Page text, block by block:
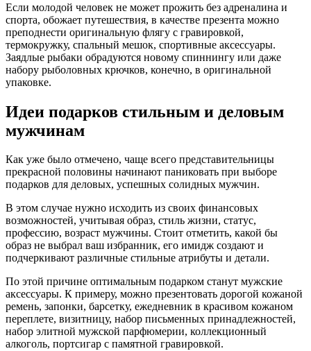
Если молодой человек не может прожить без адреналина и
спорта, обожает путешествия, в качестве презента можно
преподнести оригинальную флягу с гравировкой,
термокружку, спальный мешок, спортивные аксессуары.
Заядлые рыбаки обрадуются новому спиннингу или даже
набору рыболовных крючков, конечно, в оригинальной
упаковке.
Идеи подарков стильным и деловым
мужчинам
Как уже было отмечено, чаще всего представительницы
прекрасной половины начинают паниковать при выборе
подарков для деловых, успешных солидных мужчин.
В этом случае нужно исходить из своих финансовых
возможностей, учитывая образ, стиль жизни, статус,
профессию, возраст мужчины. Стоит отметить, какой бы
образ не выбрал ваш избранник, его имидж создают и
подчеркивают различные стильные атрибуты и детали.
По этой причине оптимальным подарком станут мужские
аксессуары. К примеру, можно презентовать дорогой кожаной
ремень, запонки, барсетку, ежедневник в красивом кожаном
переплете, визитницу, набор письменных принадлежностей,
набор элитной мужской парфюмерии, коллекционный
алкоголь, портсигар с памятной гравировкой.